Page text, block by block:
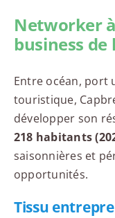
Networker
business
Entre océan, port
touristique,
développer son
218 habitants
saisonnières et
opportunités.
Tissu